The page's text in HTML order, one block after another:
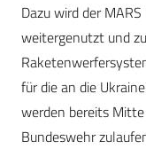
Dazu wird der
weitergenutzt und
für die an die
werden bereits
Bundeswehr